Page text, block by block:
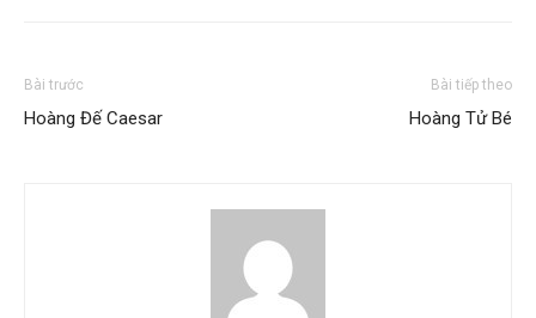
Bài trước
Hoàng Đế Caesar
Bài tiếp theo
Hoàng Tử Bé